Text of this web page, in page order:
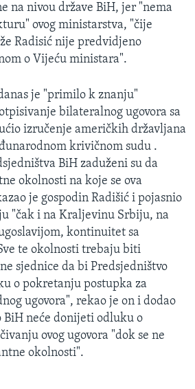
na nivou države BiH, jer "nema
ovog ministarstva, "čije
Radisić nije predvidjeno
o Vijeću ministara".
je "primilo k znanju"
bilateralnog ugovora sa
izručenje američkih državljana
krivičnom sudu .
BiH zaduženi su da
okolnosti na koje se ova
je gospodin Radišić i pojasnio
"čak i na Kraljevinu Srbiju, na
kontinuitet sa
te okolnosti trebaju biti
sjednice da bi Predsjedništvo
o pokretanju postupka za
ugovora", rekao je on i dodao
BiH neće donijeti odluku o
ovog ugovora "dok se ne
okolnosti".